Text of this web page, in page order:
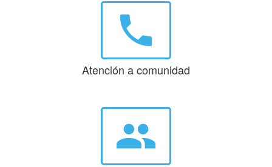
phone
Atención a comunidad
group